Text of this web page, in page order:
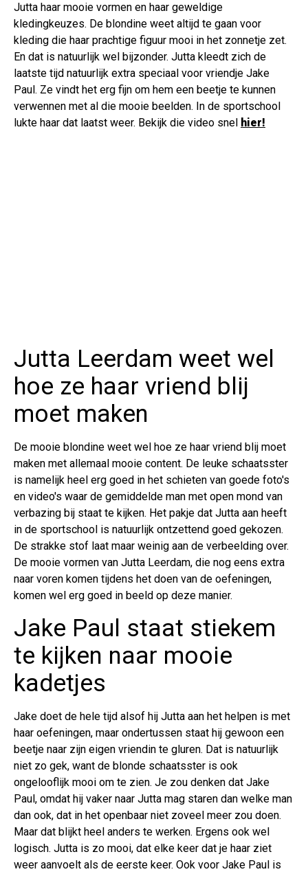
Jutta haar mooie vormen en haar geweldige
kledingkeuzes. De blondine weet altijd te gaan voor
kleding die haar prachtige figuur mooi in het zonnetje zet.
En dat is natuurlijk wel bijzonder. Jutta kleedt zich de
laatste tijd natuurlijk extra speciaal voor vriendje Jake
Paul. Ze vindt het erg fijn om hem een beetje te kunnen
verwennen met al die mooie beelden. In de sportschool
lukte haar dat laatst weer. Bekijk die video snel hier!
Jutta Leerdam weet wel
hoe ze haar vriend blij
moet maken
De mooie blondine weet wel hoe ze haar vriend blij moet
maken met allemaal mooie content. De leuke schaatsster
is namelijk heel erg goed in het schieten van goede foto's
en video's waar de gemiddelde man met open mond van
verbazing bij staat te kijken. Het pakje dat Jutta aan heeft
in de sportschool is natuurlijk ontzettend goed gekozen.
De strakke stof laat maar weinig aan de verbeelding over.
De mooie vormen van Jutta Leerdam, die nog eens extra
naar voren komen tijdens het doen van de oefeningen,
komen wel erg goed in beeld op deze manier.
Jake Paul staat stiekem
te kijken naar mooie
kadetjes
Jake doet de hele tijd alsof hij Jutta aan het helpen is met
haar oefeningen, maar ondertussen staat hij gewoon een
beetje naar zijn eigen vriendin te gluren. Dat is natuurlijk
niet zo gek, want de blonde schaatsster is ook
ongelooflijk mooi om te zien. Je zou denken dat Jake
Paul, omdat hij vaker naar Jutta mag staren dan welke man
dan ook, dat in het openbaar niet zoveel meer zou doen.
Maar dat blijkt heel anders te werken. Ergens ook wel
logisch. Jutta is zo mooi, dat elke keer dat je haar ziet
weer aanvoelt als de eerste keer. Ook voor Jake Paul is